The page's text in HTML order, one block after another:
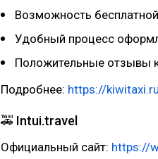
Возможность
Удобный процесс
Положительные отзывы
Подробнее: https://
🚕 Intui.travel
Официальный сайт: https://